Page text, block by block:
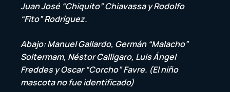
Juan José “Chiquito” Chiavassa y Rodolfo
“Fito” Rodríguez.
Abajo: Manuel Gallardo, Germán “Malacho”
Soltermam, Néstor Calligaro, Luis Ángel
Freddes y Oscar “Corcho” Favre. (El niño
mascota no fue identificado)